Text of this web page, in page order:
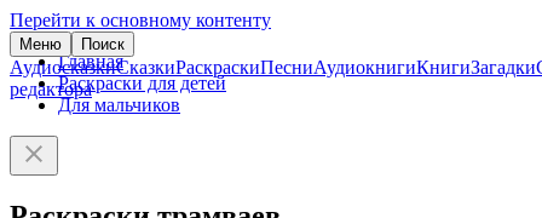
Перейти к основному контенту
Меню Поиск
АудиосказкиСказкиРаскраскиПесниАудиокнигиКнигиЗагадки
редактора
Главная
Раскраски для детей
Для мальчиков